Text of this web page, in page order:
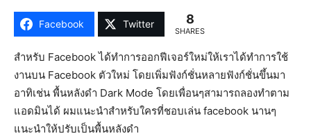
Facebook Twitter 8
SHARES
สำหรับ Facebook ได้ทำการออกฟีเจอร์ใหม่ให้เราได้ทำการใช้
งานบน Facebook ตัวใหม่ โดยเพิ่มฟังก์ชั่นหลายฟังก์ชั่นขึ้นมา
อาทิเช่น พื้นหลังดำ Dark Mode โดยเพื่อนๆสามารถลองทำตาม
แอดมินได้ ผมแนะนำสำหรับใครที่ชอบเล่น facebook นานๆ
แนะนำให้ปรับเป็นพื้นหลังดำ